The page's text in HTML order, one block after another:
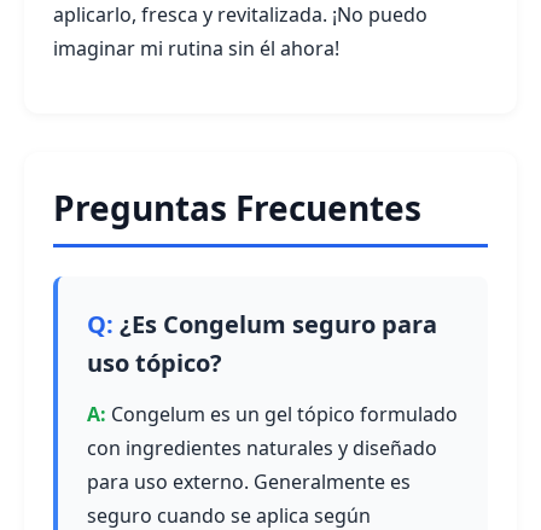
aplicarlo, fresca y revitalizada. ¡No puedo
imaginar mi rutina sin él ahora!
Preguntas Frecuentes
¿Es Congelum seguro para
uso tópico?
Congelum es un gel tópico formulado
con ingredientes naturales y diseñado
para uso externo. Generalmente es
seguro cuando se aplica según